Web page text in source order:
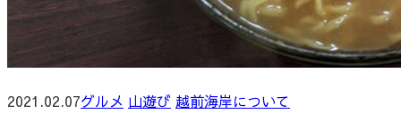
2021.02.07グルメ 山遊び 越前海岸について